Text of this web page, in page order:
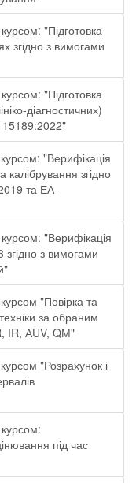
"Підготовка
згідно з вимогами
"Підготовка
діагностичних)
15189:2022"
"Верифікація
калібрування згідно
та ЕА-
"Верифікація
з вимогами
"Повірка та
за обраним
ІR, АUV, QМ"
"Розрахунок і
під час